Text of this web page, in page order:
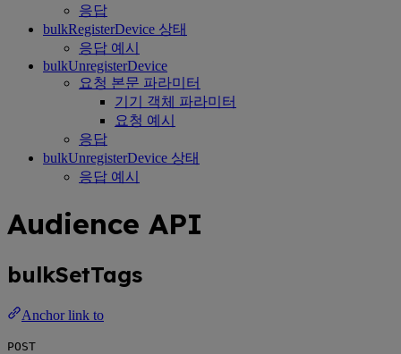
응답
bulkRegisterDevice 상태
응답 예시
bulkUnregisterDevice
요청 본문 파라미터
기기 객체 파라미터
요청 예시
응답
bulkUnregisterDevice 상태
응답 예시
Audience API
bulkSetTags
Anchor link to
POST